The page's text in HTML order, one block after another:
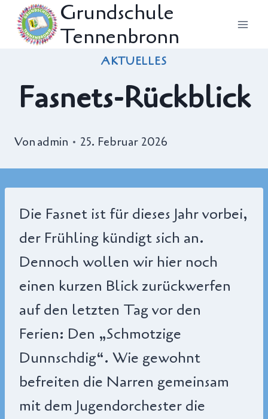
Zum
Inhalt
Grundschule
Tennenbronn
AKTUELLES
Fasnets-Rückblick
Vonadmin 25. Februar 2026
Die Fasnet ist für dieses Jahr vorbei,
der Frühling kündigt sich an.
Dennoch wollen wir hier noch
einen kurzen Blick zurückwerfen
auf den letzten Tag vor den
Ferien: Den „Schmotzige
Dunnschdig“. Wie gewohnt
befreiten die Narren gemeinsam
mit dem Jugendorchester die